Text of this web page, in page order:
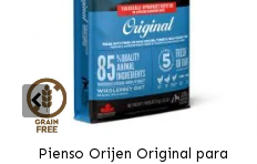
Pienso Orijen Original para